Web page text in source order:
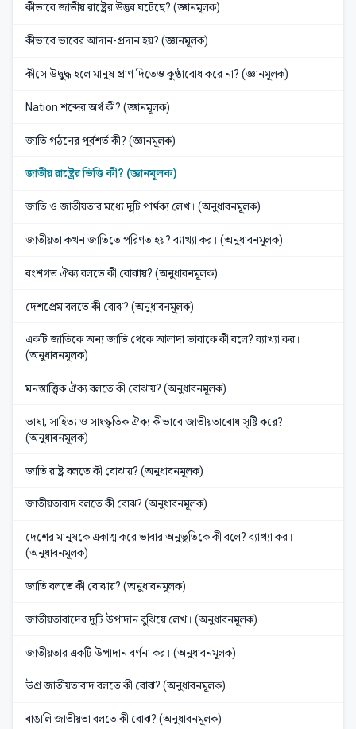
কীভাবে জাতীয় রাষ্ট্রের উদ্ভব ঘটেছে? (জ্ঞানমূলক)
কীভাবে ভাবের আদান-প্রদান হয়? (জ্ঞানমূলক)
কীসে উদ্বুদ্ধ হলে মানুষ প্রাণ দিতেও কুণ্ঠাবোধ করে না? (জ্ঞানমূলক)
Nation শব্দের অর্থ কী? (জ্ঞানমূলক)
জাতি গঠনের পূর্বশর্ত কী? (জ্ঞানমূলক)
জাতীয় রাষ্ট্রের ভিত্তি কী? (জ্ঞানমূলক)
জাতি ও জাতীয়তার মধ্যে দুটি পার্থক্য লেখ। (অনুধাবনমূলক)
জাতীয়তা কখন জাতিতে পরিণত হয়? ব্যাখ্যা কর। (অনুধাবনমূলক)
বংশগত ঐক্য বলতে কী বোঝায়? (অনুধাবনমূলক)
দেশপ্রেম বলতে কী বোঝ? (অনুধাবনমূলক)
একটি জাতিকে অন্য জাতি থেকে আলাদা ভাবাকে কী বলে? ব্যাখ্যা কর।
(অনুধাবনমূলক)
মনস্তাত্ত্বিক ঐক্য বলতে কী বোঝায়? (অনুধাবনমূলক)
ভাষা, সাহিত্য ও সাংস্কৃতিক ঐক্য কীভাবে জাতীয়তাবোধ সৃষ্টি করে?
(অনুধাবনমূলক)
জাতি রাষ্ট্র বলতে কী বোঝায়? (অনুধাবনমূলক)
জাতীয়তাবাদ বলতে কী বোঝ? (অনুধাবনমূলক)
দেশের মানুষকে একাত্ম করে ভাবার অনুভূতিকে কী বলে? ব্যাখ্যা কর।
(অনুধাবনমূলক)
জাতি বলতে কী বোঝায়? (অনুধাবনমূলক)
জাতীয়তাবাদের দুটি উপাদান বুঝিয়ে লেখ। (অনুধাবনমূলক)
জাতীয়তার একটি উপাদান বর্ণনা কর। (অনুধাবনমূলক)
উগ্র জাতীয়তাবাদ বলতে কী বোঝ? (অনুধাবনমূলক)
বাঙালি জাতীয়তা বলতে কী বোঝ? (অনুধাবনমূলক)